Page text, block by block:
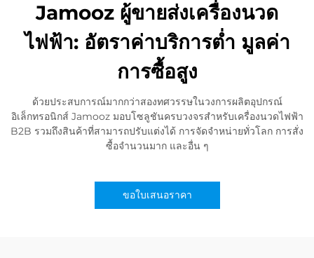
Jamooz ผู้ขายส่งเครื่องนวด
ไฟฟ้า: อัตราค่าบริการต่ำ มูลค่า
การซื้อสูง
ด้วยประสบการณ์มากกว่าสองทศวรรษในวงการผลิตอุปกรณ์
อิเล็กทรอนิกส์ Jamooz มอบโซลูชันครบวงจรสำหรับเครื่องนวดไฟฟ้า
B2B รวมถึงสินค้าที่สามารถปรับแต่งได้ การจัดจำหน่ายทั่วโลก การสั่ง
ซื้อจำนวนมาก และอื่น ๆ
ขอใบเสนอราคา